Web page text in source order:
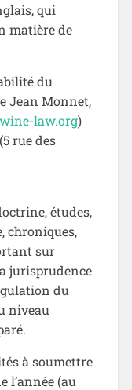
qui
matière de
du
Jean Monnet,
law.org)
rue des
études,
chroniques,
sur
jurisprudence
du
niveau
à soumettre
l’année (au